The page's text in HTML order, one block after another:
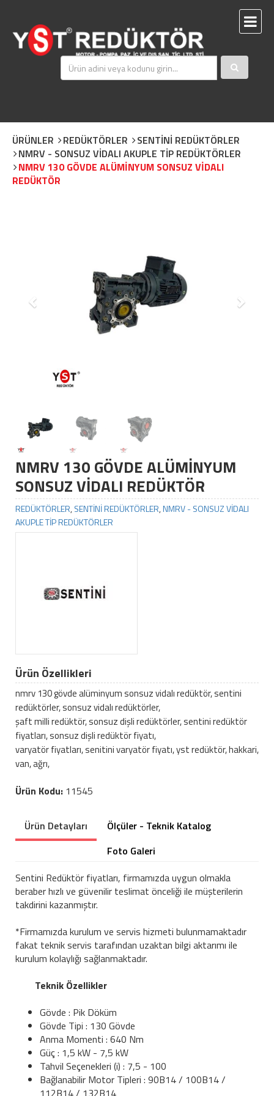
ÜRÜNLER REDÜKTÖRLER
SENTİNİ REDÜKTÖRLER
NMRV - SONSUZ VİDALI AKUPLE TİP REDÜKTÖRLER
NMRV 130 GÖVDE ALÜMİNYUM SONSUZ VİDALI
REDÜKTÖR
NMRV 130 GÖVDE ALÜMİNYUM
SONSUZ VİDALI REDÜKTÖR
REDÜKTÖRLER,SENTİNİ REDÜKTÖRLER,NMRV - SONSUZ VİDALI
AKUPLE TİP REDÜKTÖRLER
Ürün Özellikleri
nmrv 130 gövde alüminyum sonsuz vidalı redüktör, sentini
redüktörler, sonsuz vidalı redüktörler,
şaft milli redüktör, sonsuz dişli redüktörler, sentini redüktör
fiyatları, sonsuz dişli redüktör fiyatı,
varyatör fiyatları, senitini varyatör fiyatı, yst redüktör, hakkari,
van, ağrı,
Ürün Kodu: 11545
Ürün Detayları
Ölçüler - Teknik Katalog
Foto Galeri
Sentini Redüktör fiyatları, firmamızda uygun olmakla
beraber hızlı ve güvenilir teslimat önceliği ile müşterilerin
takdirini kazanmıştır.
*Firmamızda kurulum ve servis hizmeti bulunmamaktadır
fakat teknik servis tarafından uzaktan bilgi aktarımı ile
kurulum kolaylığı sağlanmaktadır.
Teknik Özellikler
Gövde : Pik Döküm
Gövde Tipi : 130 Gövde
Anma Momenti : 640 Nm
Güç : 1,5 kW - 7,5 kW
Tahvil Seçenekleri (i) : 7,5 - 100
Bağlanabilir Motor Tipleri : 90B14 / 100B14 /
112B14 / 132B14